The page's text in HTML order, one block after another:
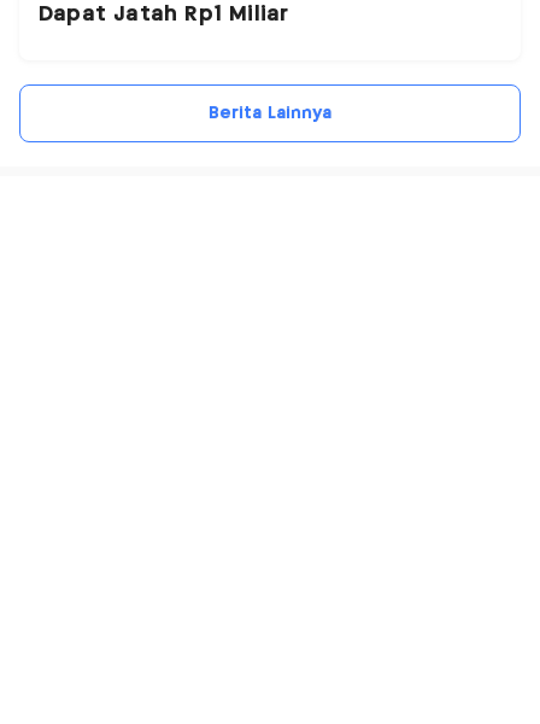
Dapat Jatah Rp1 Miliar
Berita Lainnya